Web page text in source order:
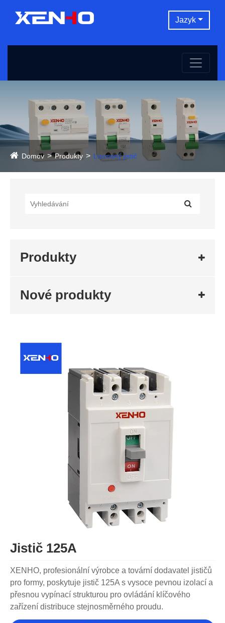
Jazyk
Domov Produkty Lisovaný jistič
Produkty
Nové produkty
Jistič 125A
XENHO, profesionální výrobce a tovární dodavatel jističů
pro formy, poskytuje jistič 125A s vysoce pevnou izolací a
přesnou vypínací strukturou pro ovládání klíčového
zařízení distribuce stejnosměrného proudu.